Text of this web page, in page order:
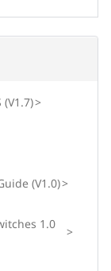
(V1.7)>
(V1.0)>
1.0
>